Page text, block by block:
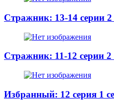
Стражник: 13-14 серии 2
Стражник: 11-12 серии 2
Избранный: 12 серия 1